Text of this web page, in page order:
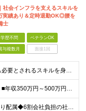
社会インフラを支えるスキルを
実績あり＆定時退勤OK◎腰を
士
学歴不問 ベテランOK
与複数月 面接1回
《未経験OK！この先も必要とされるスキルを身につけたい方は大歓迎！》 ■普通自動車免許 ※学歴不問 ＜こんな方に向いています！＞ ◎余暇の時間をしっかり確保できる働き方がしたい ◎経験を活かしてより
★月収34万円も可能！ ■年収350万円～500万円想定 ┗月給22万6000円～33万3000円（地域手当を含む）＋諸手当＋賞与年2回（4.0ヶ月※2024年度実績） ★資格手当 ・自動車整備士1
◆全国27拠点／希望通り配属◆6割会社負担の社宅制度（借り上げ社宅※規定あり） ◆転居を伴う転勤なし ◆U・Iターン歓迎 ◆マイカー通勤可 【北海道エリア】 北海道（札幌市、旭川市） 【東北エリア